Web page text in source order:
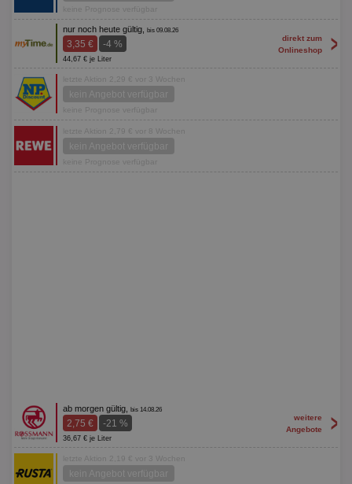
keine Prognose verfügbar
nur noch heute gültig, bis 09.08.26
3,35 € -4 %
44,67 € je Liter
direkt zum
Onlineshop
>
letzte Aktion 2,29 € vor 3 Wochen
kein Angebot verfügbar
keine Prognose verfügbar
letzte Aktion 2,79 € vor 8 Wochen
kein Angebot verfügbar
keine Prognose verfügbar
ab morgen gültig, bis 14.08.26
2,75 € -21 %
36,67 € je Liter
weitere
Angebote
>
letzte Aktion 2,19 € vor 3 Wochen
kein Angebot verfügbar